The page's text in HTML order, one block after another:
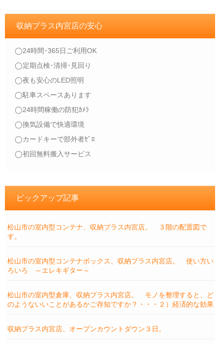
収納プラス内宮店の安心
◯24時間･365日ご利用OK
◯定期点検･清掃･見回り
◯夜も安心のLED照明
◯駐車スペースあります
◯24時間稼働の防犯ｶﾒﾗ
◯換気設備で快適環境
◯カードキーで部外者ｾﾞﾛ
◯初回無料搬入サービス
ピックアップ記事
松山市の室内型コンテナ、収納プラス内宮店。 ３階の配置図で
す。
松山市の室内型コンテナボックス、収納プラス内宮店。 使い方い
ろいろ ～エレキギター～
松山市の室内型倉庫、収納プラス内宮店。 モノを整理すると、ど
のようないいことがあるかご存知ですか？・・・２）経済的な効果
収納プラス内宮店、オープンカウントダウン３日。